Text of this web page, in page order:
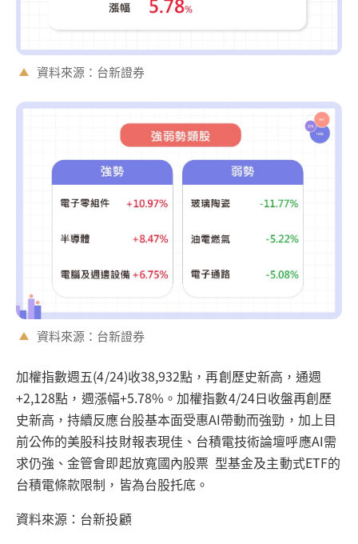
資料來源：台新證券
資料來源：台新證券
加權指數週五(4/24)收38,932點，再創歷史新高，通週
+2,128點，週漲幅+5.78%。加權指數4/24日收盤再創歷
史新高，持續反應台股基本面受惠AI帶動而強勁，加上目
前公佈的美股科技財報表現佳、台積電技術論壇呼應AI需
求仍強、金管會即起放寬國內股票 型基金及主動式ETF的
台積電條款限制，皆為台股托底。
資料來源：台新投顧